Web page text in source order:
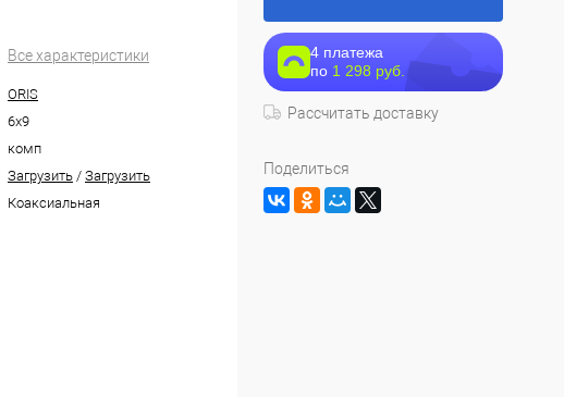
Все характеристики
ORIS
6х9
комп
Загрузить / Загрузить
Коаксиальная
4 платежа
по 1 298 руб.
Рассчитать доставку
Поделиться